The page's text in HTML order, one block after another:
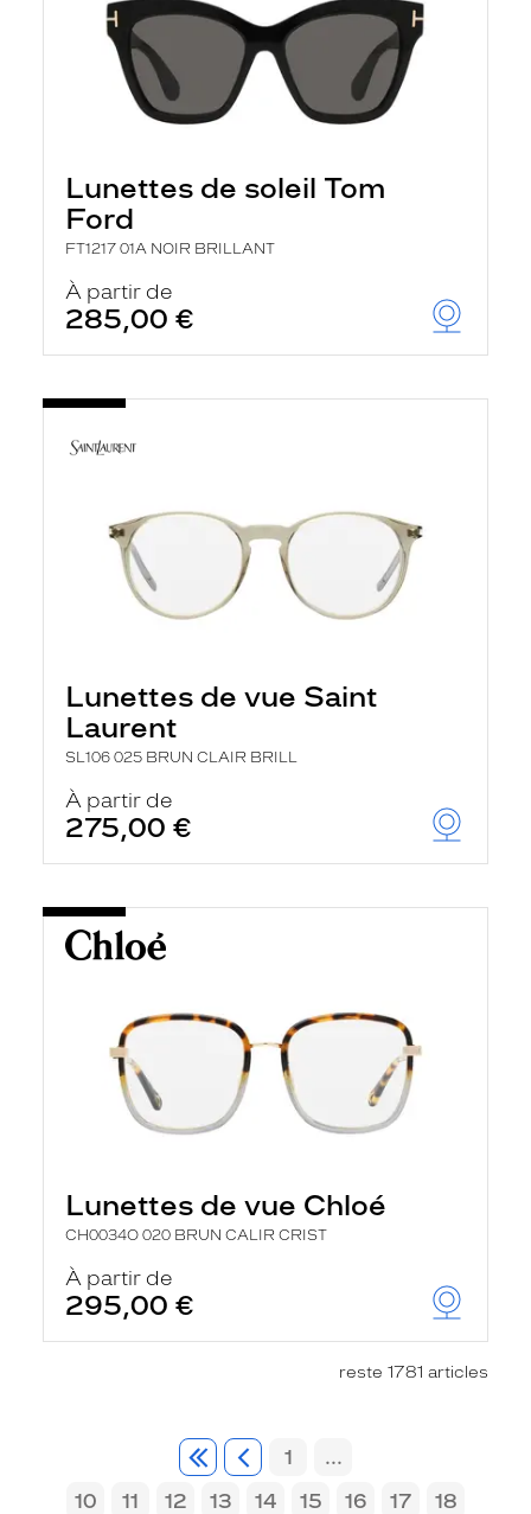
Lunettes de soleil Tom
Ford
FT1217 01A NOIR BRILLANT
À partir de
285,00 €
Lunettes de vue Saint
Laurent
SL106 025 BRUN CLAIR BRILL
À partir de
275,00 €
Lunettes de vue Chloé
CH0034O 020 BRUN CALIR CRIST
À partir de
295,00 €
reste 1781 articles
1
...
10
11 12 13 14 15 16 17
18